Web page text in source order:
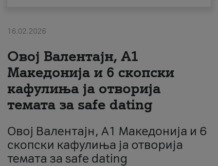
#ПодобарОнлајн
16.02.2026
Овој Валентајн, A1
Македонија и 6 скопски
кафулиња ја отворија
темата за safe dating
Овој Валентајн, A1 Македонија и 6
скопски кафулиња ја отворија
темата за safe dating